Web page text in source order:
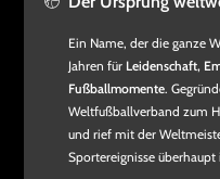
Ein Name, der die ganze
Jahren für Leidenschaft,
Fußballmomente.
Weltfußballverband zum
und rief mit der
Sportereignisse überhaupt